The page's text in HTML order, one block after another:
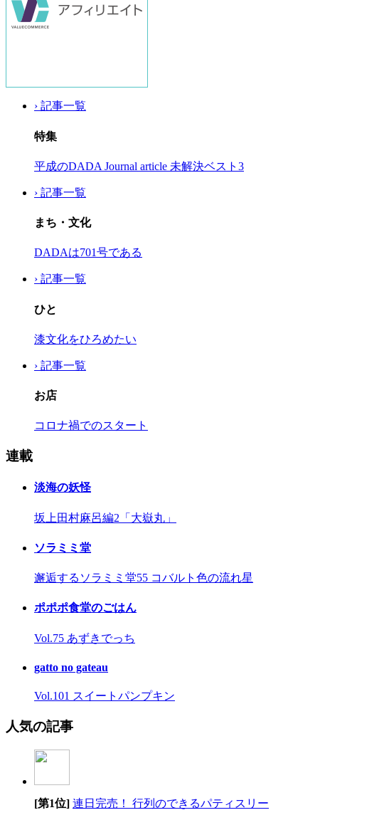
› 記事一覧
特集
平成のDADA Journal article 未解決ベスト3
› 記事一覧
まち・文化
DADAは701号である
› 記事一覧
ひと
漆文化をひろめたい
› 記事一覧
お店
コロナ禍でのスタート
連載
淡海の妖怪
坂上田村麻呂編2「大嶽丸」
ソラミミ堂
邂逅するソラミミ堂55 コバルト色の流れ星
ポポポ食堂のごはん
Vol.75 あずきでっち
gatto no gateau
Vol.101 スイートパンプキン
人気の記事
[第1位] 連日完売！ 行列のできるパティスリー